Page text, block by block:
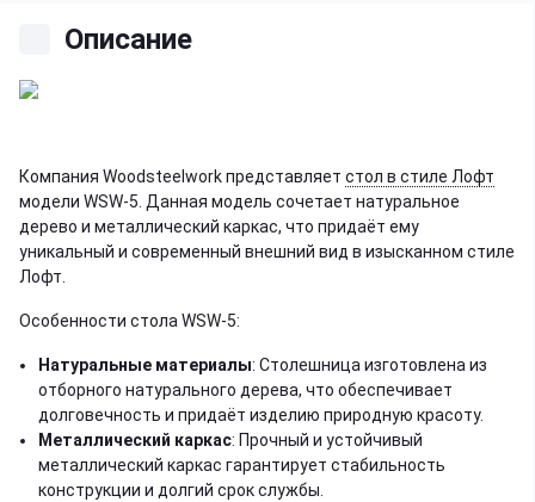
Описание
Компания Woodsteelwork представляет стол в стиле Лофт
модели WSW-5. Данная модель сочетает натуральное
дерево и металлический каркас, что придаёт ему
уникальный и современный внешний вид в изысканном стиле
Лофт.
Особенности стола WSW-5:
Натуральные материалы: Столешница изготовлена из
отборного натурального дерева, что обеспечивает
долговечность и придаёт изделию природную красоту.
Металлический каркас: Прочный и устойчивый
металлический каркас гарантирует стабильность
конструкции и долгий срок службы.